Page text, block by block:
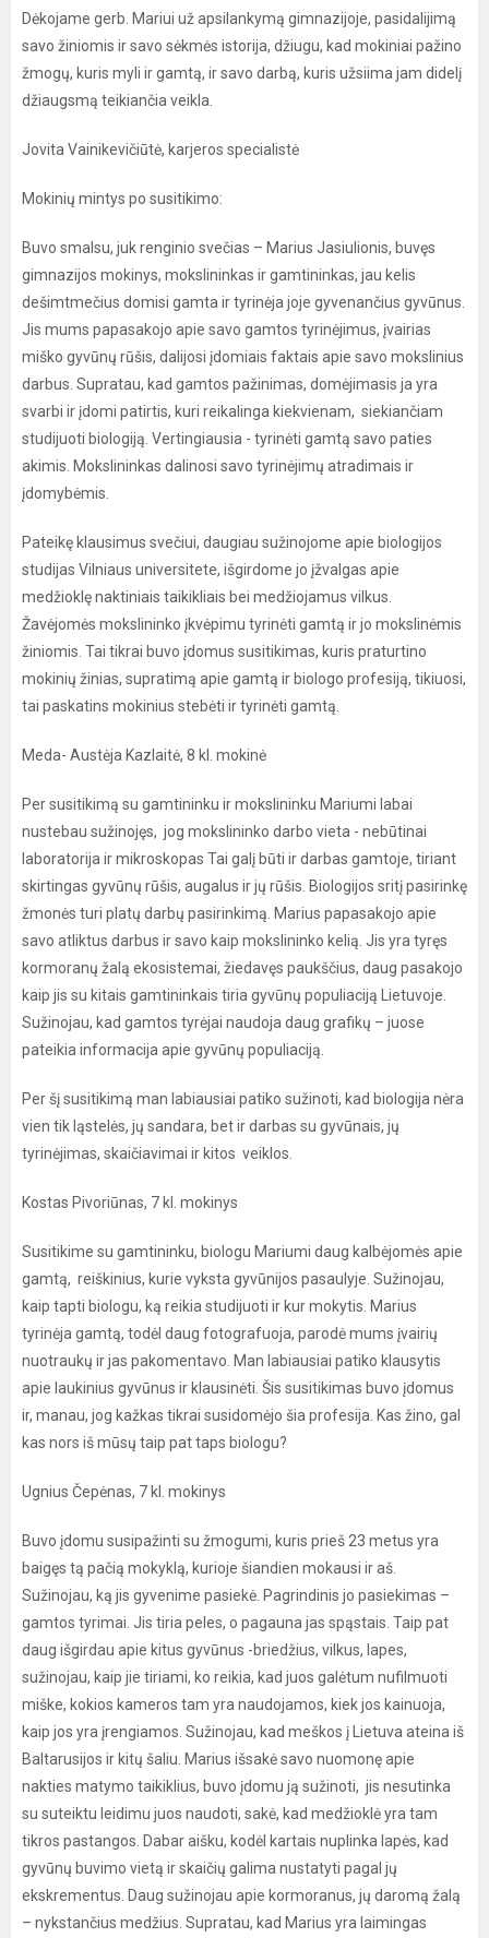
Dėkojame gerb. Mariui už apsilankymą gimnazijoje, pasidalijimą
savo žiniomis ir savo sėkmės istorija, džiugu, kad mokiniai pažino
žmogų, kuris myli ir gamtą, ir savo darbą, kuris užsiima jam didelį
džiaugsmą teikiančia veikla.
Jovita Vainikevičiūtė, karjeros specialistė
Mokinių mintys po susitikimo:
Buvo smalsu, juk renginio svečias – Marius Jasiulionis, buvęs
gimnazijos mokinys, mokslininkas ir gamtininkas, jau kelis
dešimtmečius domisi gamta ir tyrinėja joje gyvenančius gyvūnus.
Jis mums papasakojo apie savo gamtos tyrinėjimus, įvairias
miško gyvūnų rūšis, dalijosi įdomiais faktais apie savo mokslinius
darbus. Supratau, kad gamtos pažinimas, domėjimasis ja yra
svarbi ir įdomi patirtis, kuri reikalinga kiekvienam, siekiančiam
studijuoti biologiją. Vertingiausia - tyrinėti gamtą savo paties
akimis. Mokslininkas dalinosi savo tyrinėjimų atradimais ir
įdomybėmis.
Pateikę klausimus svečiui, daugiau sužinojome apie biologijos
studijas Vilniaus universitete, išgirdome jo įžvalgas apie
medžioklę naktiniais taikikliais bei medžiojamus vilkus.
Žavėjomės mokslininko įkvėpimu tyrinėti gamtą ir jo mokslinėmis
žiniomis. Tai tikrai buvo įdomus susitikimas, kuris praturtino
mokinių žinias, supratimą apie gamtą ir biologo profesiją, tikiuosi,
tai paskatins mokinius stebėti ir tyrinėti gamtą.
Meda- Austėja Kazlaitė, 8 kl. mokinė
Per susitikimą su gamtininku ir mokslininku Mariumi labai
nustebau sužinojęs, jog mokslininko darbo vieta - nebūtinai
laboratorija ir mikroskopas Tai galį būti ir darbas gamtoje, tiriant
skirtingas gyvūnų rūšis, augalus ir jų rūšis. Biologijos sritį pasirinkę
žmonės turi platų darbų pasirinkimą. Marius papasakojo apie
savo atliktus darbus ir savo kaip mokslininko kelią. Jis yra tyręs
kormoranų žalą ekosistemai, žiedavęs paukščius, daug pasakojo
kaip jis su kitais gamtininkais tiria gyvūnų populiaciją Lietuvoje.
Sužinojau, kad gamtos tyrėjai naudoja daug grafikų – juose
pateikia informacija apie gyvūnų populiaciją.
Per šį susitikimą man labiausiai patiko sužinoti, kad biologija nėra
vien tik ląstelės, jų sandara, bet ir darbas su gyvūnais, jų
tyrinėjimas, skaičiavimai ir kitos veiklos.
Kostas Pivoriūnas, 7 kl. mokinys
Susitikime su gamtininku, biologu Mariumi daug kalbėjomės apie
gamtą, reiškinius, kurie vyksta gyvūnijos pasaulyje. Sužinojau,
kaip tapti biologu, ką reikia studijuoti ir kur mokytis. Marius
tyrinėja gamtą, todėl daug fotografuoja, parodė mums įvairių
nuotraukų ir jas pakomentavo. Man labiausiai patiko klausytis
apie laukinius gyvūnus ir klausinėti. Šis susitikimas buvo įdomus
ir, manau, jog kažkas tikrai susidomėjo šia profesija. Kas žino, gal
kas nors iš mūsų taip pat taps biologu?
Ugnius Čepėnas, 7 kl. mokinys
Buvo įdomu susipažinti su žmogumi, kuris prieš 23 metus yra
baigęs tą pačią mokyklą, kurioje šiandien mokausi ir aš.
Sužinojau, ką jis gyvenime pasiekė. Pagrindinis jo pasiekimas –
gamtos tyrimai. Jis tiria peles, o pagauna jas spąstais. Taip pat
daug išgirdau apie kitus gyvūnus -briedžius, vilkus, lapes,
sužinojau, kaip jie tiriami, ko reikia, kad juos galėtum nufilmuoti
miške, kokios kameros tam yra naudojamos, kiek jos kainuoja,
kaip jos yra įrengiamos. Sužinojau, kad meškos į Lietuva ateina iš
Baltarusijos ir kitų šaliu. Marius išsakė savo nuomonę apie
nakties matymo taikiklius, buvo įdomu ją sužinoti, jis nesutinka
su suteiktu leidimu juos naudoti, sakė, kad medžioklė yra tam
tikros pastangos. Dabar aišku, kodėl kartais nuplinka lapės, kad
gyvūnų buvimo vietą ir skaičių galima nustatyti pagal jų
ekskrementus. Daug sužinojau apie kormoranus, jų daromą žalą
– nykstančius medžius. Supratau, kad Marius yra laimingas